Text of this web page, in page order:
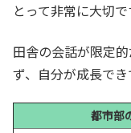
とって非常に大切で
田舎の会話が限定
ず、自分が成長でき
都市部